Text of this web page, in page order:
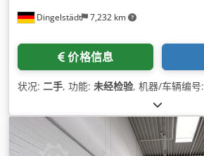
Dingelstädt 7,232 km
价格信息
状况: 二手, 功能: 未经检验, 机器/车辆编号: